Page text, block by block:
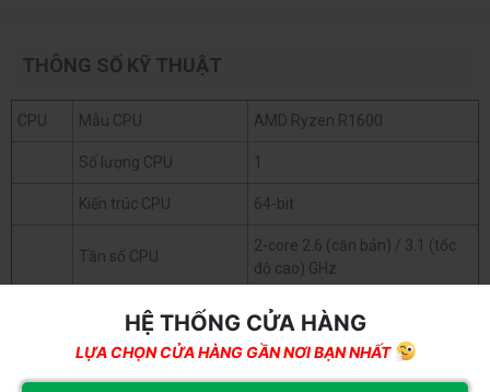
THÔNG SỐ KỸ THUẬT
CPU Mẫu CPU AMD Ryzen R1600
Số lượng CPU 1
Kiến trúc CPU 64-bit
Tần số CPU
2-core 2.6 (căn bản) / 3.1 (tốc
độ cao) GHz
Công cụ mã hóa phần
cứng (AES-NI)
HỆ THỐNG CỬA HÀNG
LỰA CHỌN CỬA HÀNG GẦN NƠI BẠN NHẤT